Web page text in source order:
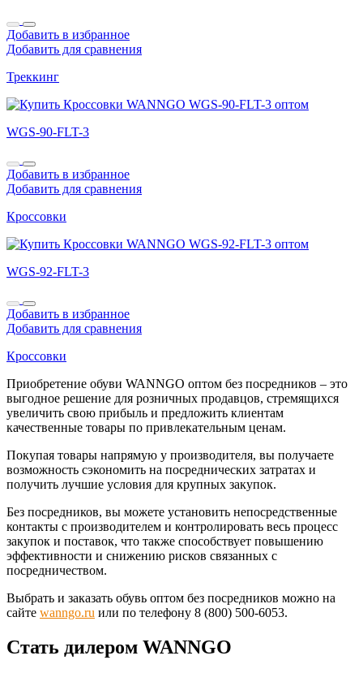
Добавить в избранное
Добавить для сравнения
Треккинг
WGS-90-FLT-3
Добавить в избранное
Добавить для сравнения
Кроссовки
WGS-92-FLT-3
Добавить в избранное
Добавить для сравнения
Кроссовки
Приобретение обуви WANNGO оптом без посредников – это
выгодное решение для розничных продавцов, стремящихся
увеличить свою прибыль и предложить клиентам
качественные товары по привлекательным ценам.
Покупая товары напрямую у производителя, вы получаете
возможность сэкономить на посреднических затратах и
получить лучшие условия для крупных закупок.
Без посредников, вы можете установить непосредственные
контакты с производителем и контролировать весь процесс
закупок и поставок, что также способствует повышению
эффективности и снижению рисков связанных с
посредничеством.
Выбрать и заказать обувь оптом без посредников можно на
сайте wanngo.ru или по телефону 8 (800) 500-6053.
Стать дилером WANNGO